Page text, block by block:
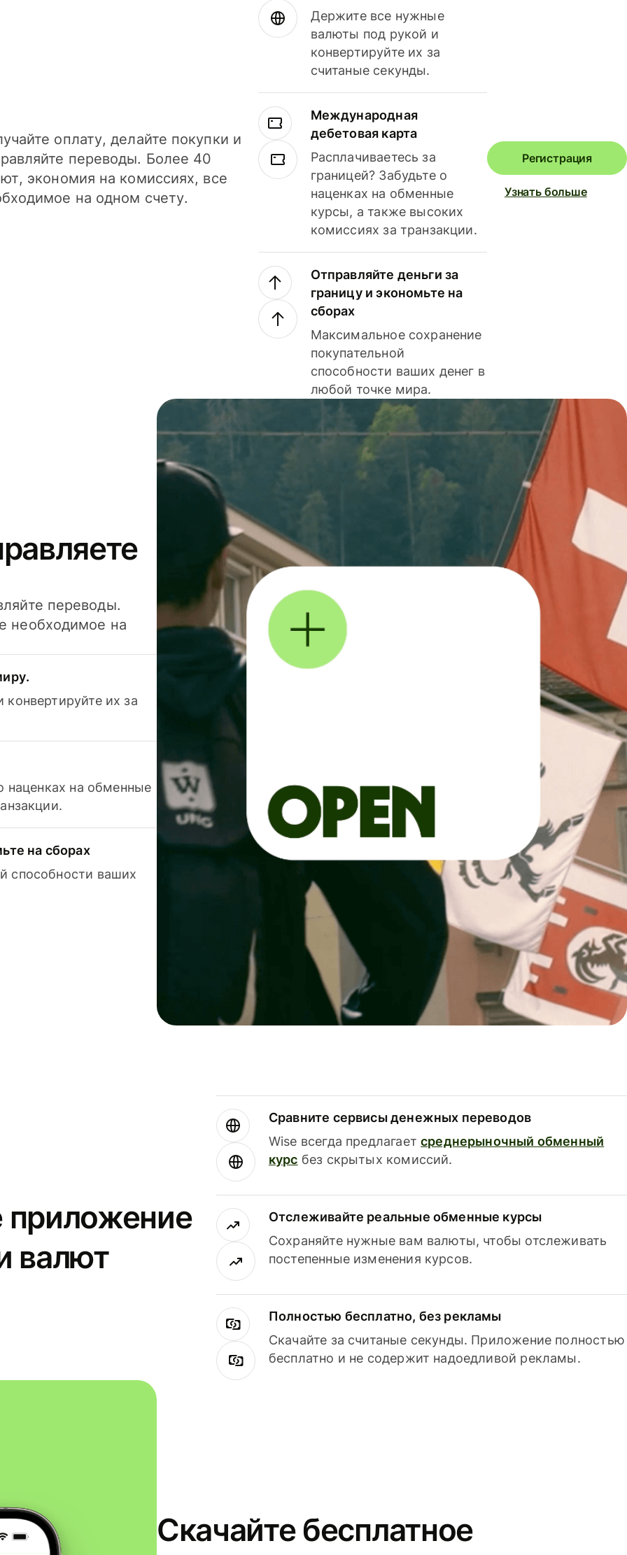
оплату, делайте покупки и
переводы. Более 40
экономия на комиссиях, все
на одном счету.
Держите все нужные
валюты под рукой и
конвертируйте их за
считаные секунды.
Международная
дебетовая карта
Расплачиваетесь за
границей? Забудьте о
наценках на обменные
курсы, а также высоких
комиссиях за транзакции.
Отправляйте деньги за
границу и экономьте на
сборах
Максимальное сохранение
покупательной
способности ваших денег в
любой точке мира.
Регистрация
Узнать больше
переводы.
необходимое на
их за
наценках на обменные
на сборах
способности ваших
приложение
валют
Сравните сервисы денежных переводов
Wise всегда предлагаетсреднерыночный обменный
курс без скрытых комиссий.
Отслеживайте реальные обменные курсы
Сохраняйте нужные вам валюты, чтобы отслеживать
постепенные изменения курсов.
Полностью бесплатно, без рекламы
Скачайте за считаные секунды. Приложение полностью
бесплатно и не содержит надоедливой рекламы.
Скачайте бесплатное